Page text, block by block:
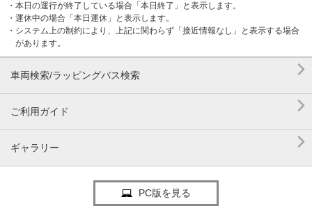
・本日の運行が終了している場合「本日終了」と表示します。
・運休中の場合「本日運休」と表示します。
・システム上の制約により、上記に関わらず「接近情報なし」と表示する場合
があります。
車両検索/ラッピングバス検索 
ご利用ガイド 
ギャラリー 
PC版を見る